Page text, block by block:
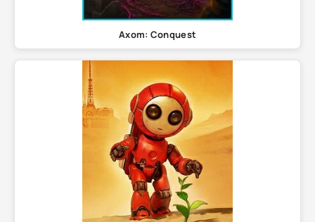
Axom: Conquest